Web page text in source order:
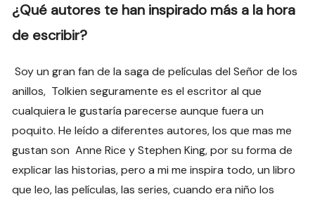
¿Qué autores te han inspirado más a la hora
de escribir?
Soy un gran fan de la saga de películas del Señor de los
anillos, Tolkien seguramente es el escritor al que
cualquiera le gustaría parecerse aunque fuera un
poquito. He leído a diferentes autores, los que mas me
gustan son Anne Rice y Stephen King, por su forma de
explicar las historias, pero a mi me inspira todo, un libro
que leo, las películas, las series, cuando era niño los